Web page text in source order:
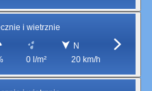
i wietrznie
0 l/m²
N
20 km/h